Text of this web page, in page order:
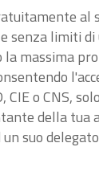
al
senza limiti
la massima
CIE o CNS,
della tua
un suo